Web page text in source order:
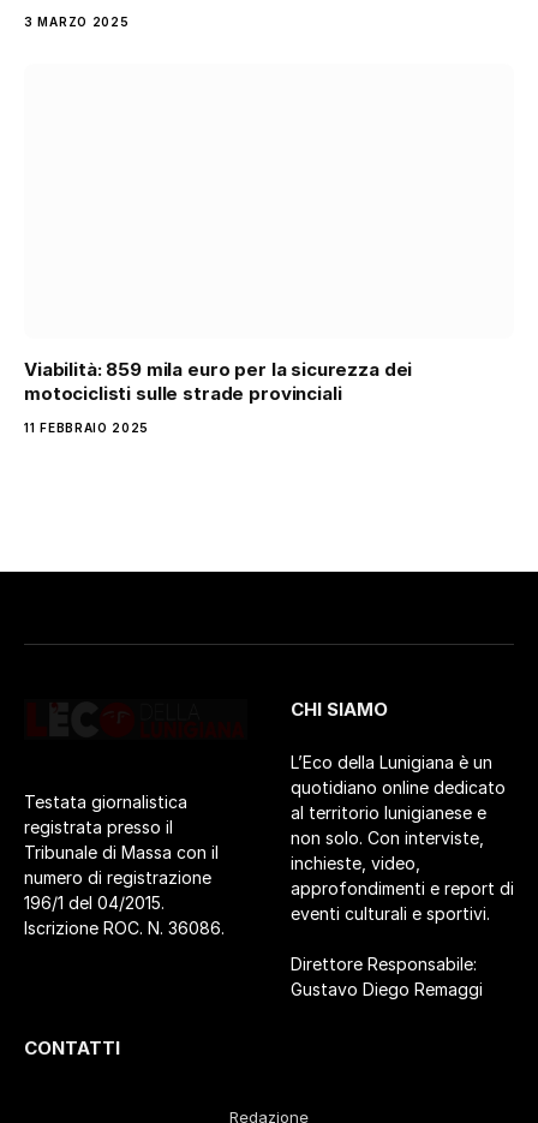
3 MARZO 2025
Viabilità: 859 mila euro per la sicurezza dei
motociclisti sulle strade provinciali
11 FEBBRAIO 2025
Testata giornalistica
registrata presso il
Tribunale di Massa con il
numero di registrazione
196/1 del 04/2015.
Iscrizione ROC. N. 36086.
CHI SIAMO
L’Eco della Lunigiana è un
quotidiano online dedicato
al territorio lunigianese e
non solo. Con interviste,
inchieste, video,
approfondimenti e report di
eventi culturali e sportivi.
Direttore Responsabile:
Gustavo Diego Remaggi
CONTATTI
Redazione